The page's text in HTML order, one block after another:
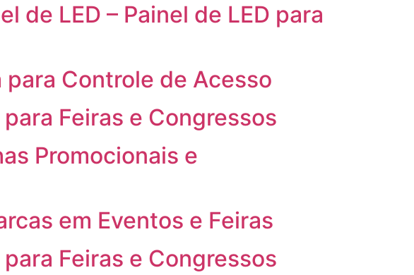
de LED – Painel de LED para
Controle de Acesso
Feiras e Congressos
Promocionais e
em Eventos e Feiras
Feiras e Congressos